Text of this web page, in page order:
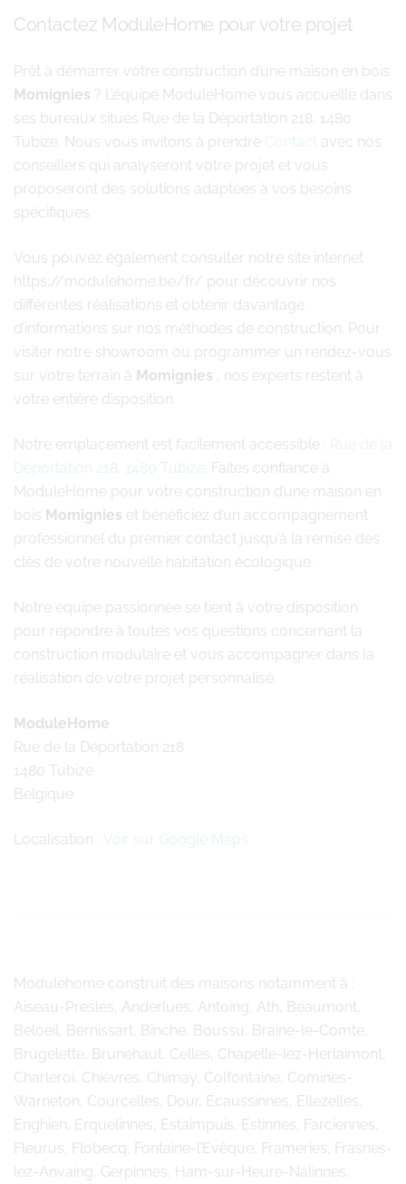
Contactez ModuleHome pour votre projet
Prêt à démarrer votre construction d’une maison en bois
Momignies ? L’équipe ModuleHome vous accueille dans
ses bureaux situés Rue de la Déportation 218, 1480
Tubize. Nous vous invitons à prendre Contact avec nos
conseillers qui analyseront votre projet et vous
proposeront des solutions adaptées à vos besoins
spécifiques.
Vous pouvez également consulter notre site internet
https://modulehome.be/fr/ pour découvrir nos
différentes réalisations et obtenir davantage
d’informations sur nos méthodes de construction. Pour
visiter notre showroom ou programmer un rendez-vous
sur votre terrain à Momignies , nos experts restent à
votre entière disposition.
Notre emplacement est facilement accessible : Rue de la
Déportation 218, 1480 Tubize. Faites confiance à
ModuleHome pour votre construction d’une maison en
bois Momignies et bénéficiez d’un accompagnement
professionnel du premier contact jusqu’à la remise des
clés de votre nouvelle habitation écologique.
Notre équipe passionnée se tient à votre disposition
pour répondre à toutes vos questions concernant la
construction modulaire et vous accompagner dans la
réalisation de votre projet personnalisé.
ModuleHome
Rue de la Déportation 218
1480 Tubize
Belgique
Localisation : Voir sur Google Maps
Modulehome construit des maisons notamment à :
Aiseau-Presles, Anderlues, Antoing, Ath, Beaumont,
Beloeil, Bernissart, Binche, Boussu, Braine-le-Comte,
Brugelette, Brunehaut, Celles, Chapelle-lez-Herlaimont,
Charleroi, Chièvres, Chimay, Colfontaine, Comines-
Warneton, Courcelles, Dour, Ecaussinnes, Ellezelles,
Enghien, Erquelinnes, Estaimpuis, Estinnes, Farciennes,
Fleurus, Flobecq, Fontaine-l’Evêque, Frameries, Frasnes-
lez-Anvaing, Gerpinnes, Ham-sur-Heure-Nalinnes,